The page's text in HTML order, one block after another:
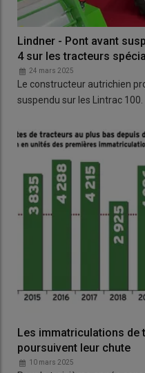
Lindner - Pont avant
4 sur les tracteurs
24 mars 2025
Le constructeur autrichien
suspendu sur les Lintrac 100.
Les immatriculations de
poursuivent leur chute
10 mars 2025